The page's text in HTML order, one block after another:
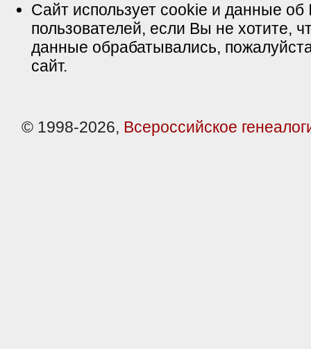
Сайт использует cookie и данные об
пользователей, если Вы не хотите,
данные обрабатывались,
сайт.
© 1998-2026, Всероссийское